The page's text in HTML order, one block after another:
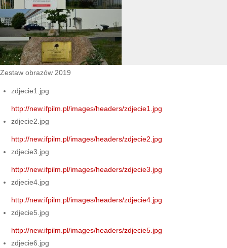
Zestaw obrazów 2019
zdjecie1.jpg
http://new.ifpilm.pl/images/headers/zdjecie1.jpg
zdjecie2.jpg
http://new.ifpilm.pl/images/headers/zdjecie2.jpg
zdjecie3.jpg
http://new.ifpilm.pl/images/headers/zdjecie3.jpg
zdjecie4.jpg
http://new.ifpilm.pl/images/headers/zdjecie4.jpg
zdjecie5.jpg
http://new.ifpilm.pl/images/headers/zdjecie5.jpg
zdjecie6.jpg